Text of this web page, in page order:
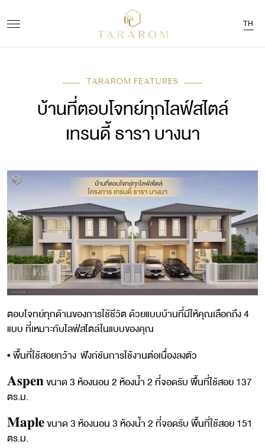
TH
TARAROM FEATURES
บ้านที่ตอบโจทย์ทุกไลฟ์สไตล์
เทรนดี้ ธารา บางนา
ตอบโจทย์ทุกด้านของการใช้ชีวิต ด้วยแบบบ้านที่มีให้คุณเลือกถึง 4
แบบ ที่เหมาะกับไลฟ์สไตล์ในแบบของคุณ
• พื้นที่ใช้สอยกว้าง ฟังก์ชันการใช้งานต่อเนื่องลงตัว
𝐀𝐬𝐩𝐞𝐧 ขนาด 3 ห้องนอน 2 ห้องน้ำ 2 ที่จอดรับ พื้นที่ใช้สอย 137
ตร.ม.
𝐌𝐚𝐩𝐥𝐞 ขนาด 3 ห้องนอน 3 ห้องน้ำ 2 ที่จอดรับ พื้นที่ใช้สอย 151
ตร.ม.